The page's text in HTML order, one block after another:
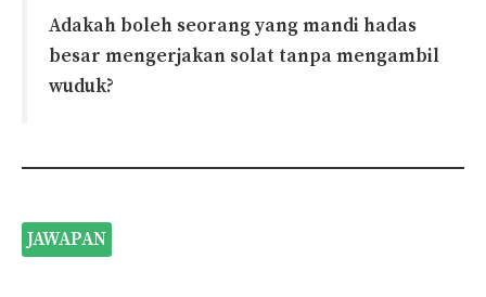
Adakah boleh seorang yang mandi hadas
besar mengerjakan solat tanpa mengambil
wuduk?
JAWAPAN